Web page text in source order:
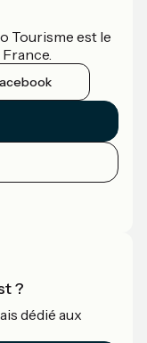
Tourisme est le
?
dédié aux